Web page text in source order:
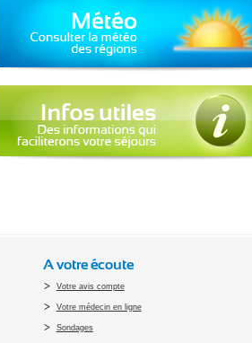
A votre écoute
Votre avis compte
Votre médecin en ligne
Sondages